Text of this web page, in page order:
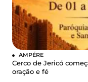
AMPÉRE
Cerco de Jericó
oração e fé